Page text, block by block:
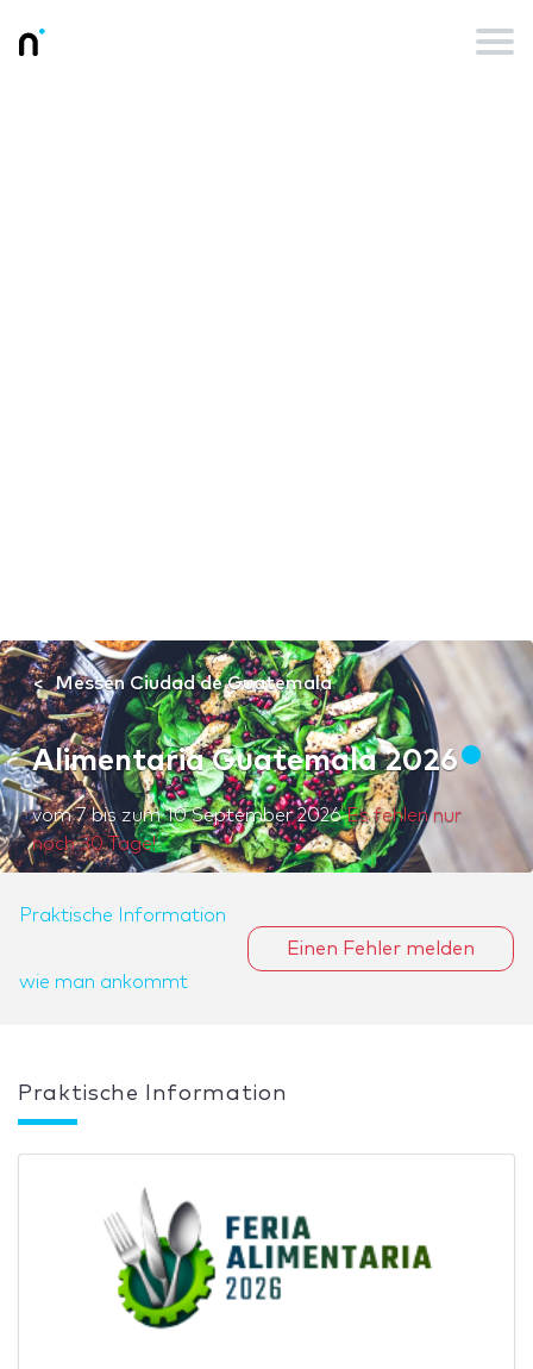
Messen Ciudad de Guatemala
Alimentaria Guatemala 2026
vom7bis zum10 September 2026 Es fehlen nur
noch 30 Tage!
Praktische Information
wie man ankommt
Einen Fehler melden
Praktische Information